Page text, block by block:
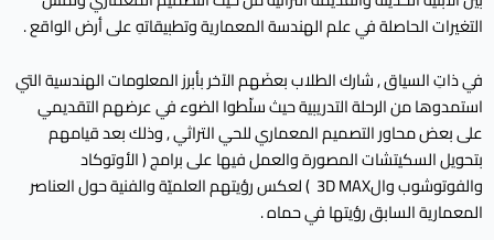
التغيرات الحاصلة في علم الهندسة المعمارية وتطبيقاتهِ على أرض الواقع .
في ذاتِ السياق , شارك الطلاب بعضَهم الآخر بأبرز المعلومات الهندسية التي
استمدوها من الرحلة التدريبية حيث سلّطوا الضوء في عرضهم التقديمي
على بعض محاور التصميم المعماري للحي التراثي , وذلك بعد قيامهم
بتحويل السكيتشات المصورة والعمل فيها على برامج ( الأوتوكاد
والفوتوشوب وال3D MAX ) لعكس رؤيتهم العلميّة والفنية حول العناصر
المعمارية السابق رؤيتها في حماه .